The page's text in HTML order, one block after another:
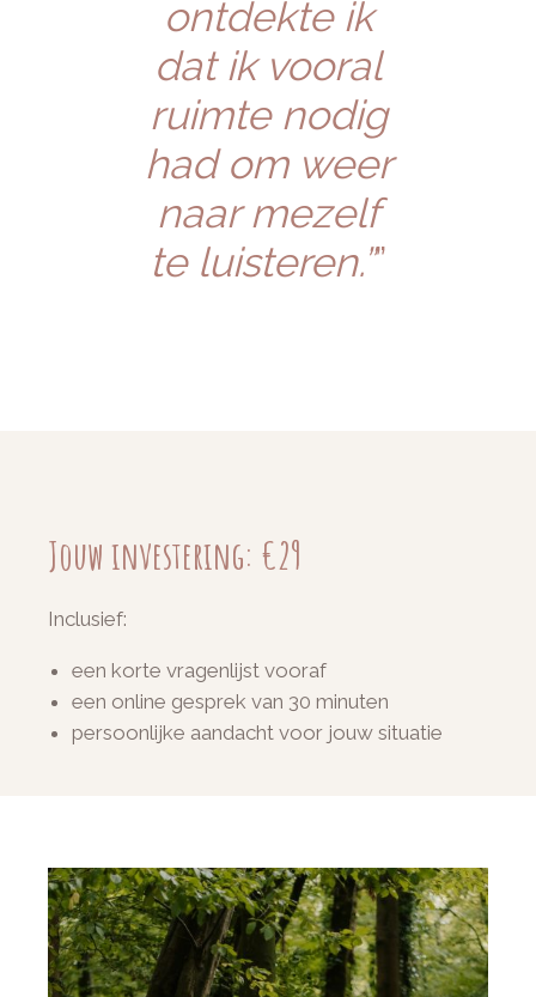
ontdekte ik
dat ik vooral
ruimte nodig
had om weer
naar mezelf
te luisteren.”
Jouw investering: €29
Inclusief:
een korte vragenlijst vooraf
een online gesprek van 30 minuten
persoonlijke aandacht voor jouw situatie